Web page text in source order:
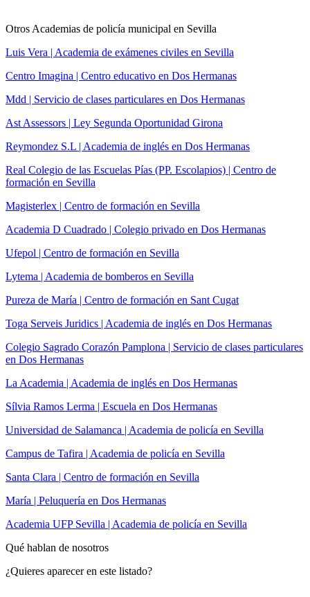
Otros Academias de policía municipal en Sevilla
Luis Vera | Academia de exámenes civiles en Sevilla
Centro Imagina | Centro educativo en Dos Hermanas
Mdd | Servicio de clases particulares en Dos Hermanas
Ast Assessors | Ley Segunda Oportunidad Girona
Reymondez S.L | Academia de inglés en Dos Hermanas
Real Colegio de las Escuelas Pías (PP. Escolapios) | Centro de
formación en Sevilla
Magisterlex | Centro de formación en Sevilla
Academia D Cuadrado | Colegio privado en Dos Hermanas
Ufepol | Centro de formación en Sevilla
Lytema | Academia de bomberos en Sevilla
Pureza de María | Centro de formación en Sant Cugat
Toga Serveis Juridics | Academia de inglés en Dos Hermanas
Colegio Sagrado Corazón Pamplona | Servicio de clases particulares
en Dos Hermanas
La Academia | Academia de inglés en Dos Hermanas
Sílvia Ramos Lerma | Escuela en Dos Hermanas
Universidad de Salamanca | Academia de policía en Sevilla
Campus de Tafira | Academia de policía en Sevilla
Santa Clara | Centro de formación en Sevilla
María | Peluquería en Dos Hermanas
Academia UFP Sevilla | Academia de policía en Sevilla
Qué hablan de nosotros
¿Quieres aparecer en este listado?